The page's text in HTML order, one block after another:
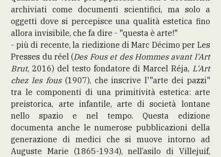
archiviati come documenti scientifici, ma solo a
oggetti dove si percepisce una qualità estetica fino
allora invisibile, che fa dire - "questa è arte!"
- più di recente, la riedizione di Marc Décimo per Les
Presses du réel (Des Fous et des Hommes avant l'Art
Brut, 2016) del testo fondatore di Marcel Réja, L'Art
chez les fous(1907), che inscrive l'"arte dei pazzi"
tra le componenti di una primitività estetica: arte
preistorica, arte infantile, arte di società lontane
nello spazio e nel tempo. Questa edizione
documenta anche le numerose pubblicazioni della
generazione di medici che si muove intorno ad
Auguste Marie (1865-1934), nell’asilo di Villejuif,